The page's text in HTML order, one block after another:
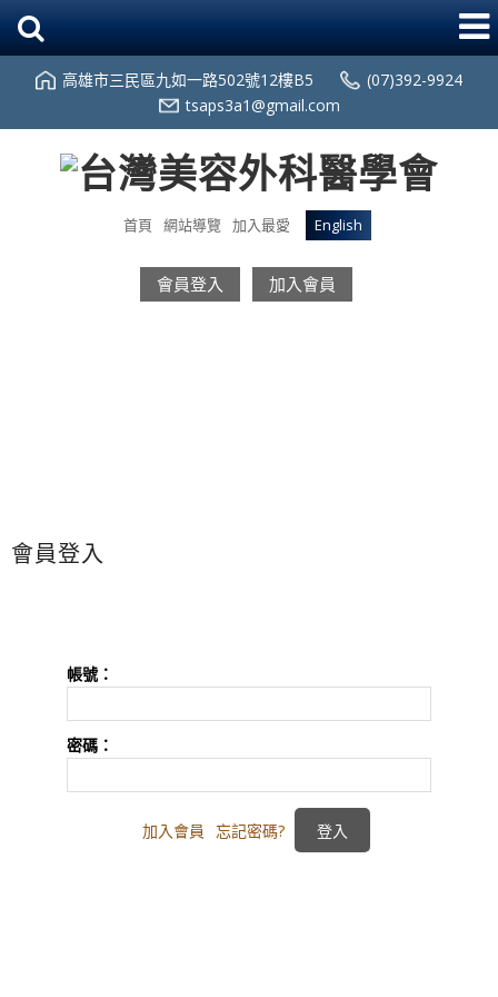
高雄市三民區九如一路502號12樓B5
(07)392-9924
tsaps3a1@gmail.com
首頁 網站導覽 加入最愛 English
會員登入 加入會員
會員登入
帳號：
密碼：
加入會員 忘記密碼?